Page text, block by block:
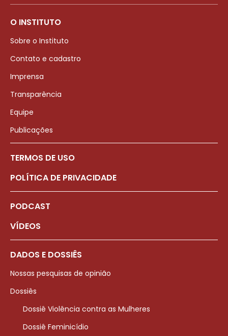
O INSTITUTO
Sobre o Instituto
Contato e cadastro
Imprensa
Transparência
Equipe
Publicações
TERMOS DE USO
POLÍTICA DE PRIVACIDADE
PODCAST
VÍDEOS
DADOS E DOSSIÊS
Nossas pesquisas de opinião
Dossiês
Dossiê Violência contra as Mulheres
Dossiê Feminicídio